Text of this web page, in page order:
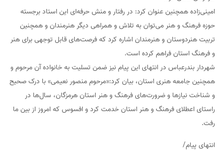
امینی‌زاده همچنین عنوان کرد: در رفتار و منش حرفه‌ای این استاد برجسته
حوزه فرهنگ و هنر می‌توان به تلاش و همراهی دیگر هنرمندان و همچنین
تربیت هنردوستان و هنرمندان اشاره کرد که فرصت‌های قابل توجهی برای هنر
و فرهنگ استان فراهم کرده است.
شهردار بندرعباس در انتهای این پیام نیز ضمن تسلیت به خانواده آن مرحوم و
همچنین جامعه هنری استان، بیان کرد:«مرحوم منصور نعیمی» با درک صحیح
و شناخت نیازها و ضرورت‌های فرهنگ و هنر استان هرمزگان، سال‌ها در
راستای اعطلای فرهنگ و هنر استان خدمت کرد و افسوس که امروز از بین ما
رفت.
انتهای پیام/